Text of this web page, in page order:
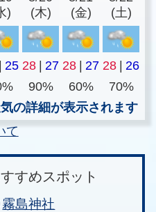
)
(木)
(金)
(土)
| 25 28 | 27 28 | 27 28 | 26
90% 60%
70%
の詳細が表示されます
て
すめスポット
霧島神社